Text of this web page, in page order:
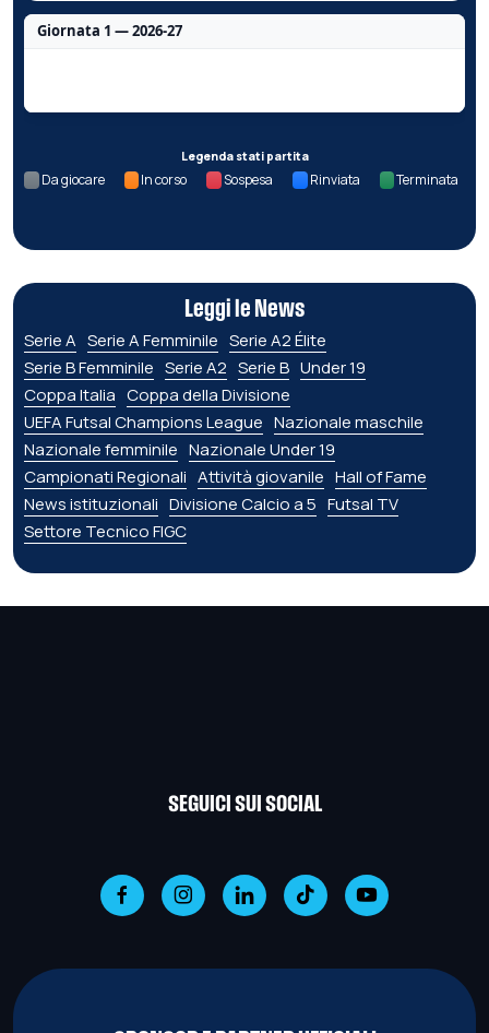
Giornata 1 — 2026-27
Legenda stati partita
Da giocare In corso Sospesa Rinviata Terminata
Leggi le News
Serie A Serie A Femminile Serie A2 Élite
Serie B Femminile Serie A2 Serie B Under 19
Coppa Italia Coppa della Divisione
UEFA Futsal Champions League Nazionale maschile
Nazionale femminile Nazionale Under 19
Campionati Regionali Attività giovanile Hall of Fame
News istituzionali Divisione Calcio a 5 Futsal TV
Settore Tecnico FIGC
SEGUICI SUI SOCIAL